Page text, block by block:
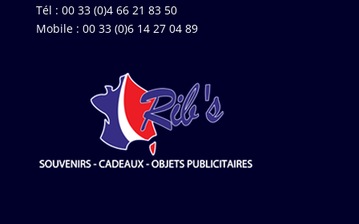
Tél : 00 33 (0)4 66 21 83 50
Mobile : 00 33 (0)6 14 27 04 89